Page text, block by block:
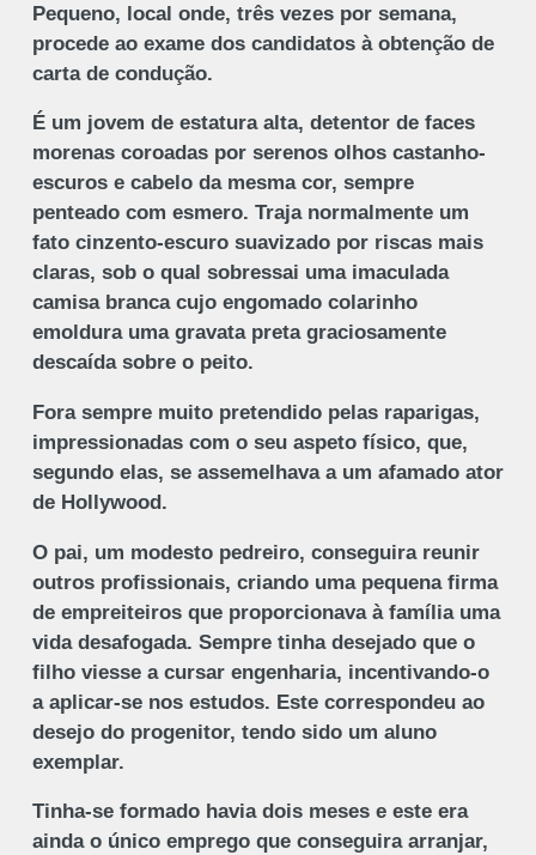
Pequeno, local onde, três vezes por semana,
procede ao exame dos candidatos à obtenção de
carta de condução.
É um jovem de estatura alta, detentor de faces
morenas coroadas por serenos olhos castanho-
escuros e cabelo da mesma cor, sempre
penteado com esmero. Traja normalmente um
fato cinzento-escuro suavizado por riscas mais
claras, sob o qual sobressai uma imaculada
camisa branca cujo engomado colarinho
emoldura uma gravata preta graciosamente
descaída sobre o peito.
Fora sempre muito pretendido pelas raparigas,
impressionadas com o seu aspeto físico, que,
segundo elas, se assemelhava a um afamado ator
de Hollywood.
O pai, um modesto pedreiro, conseguira reunir
outros profissionais, criando uma pequena firma
de empreiteiros que proporcionava à família uma
vida desafogada. Sempre tinha desejado que o
filho viesse a cursar engenharia, incentivando-o
a aplicar-se nos estudos. Este correspondeu ao
desejo do progenitor, tendo sido um aluno
exemplar.
Tinha-se formado havia dois meses e este era
ainda o único emprego que conseguira arranjar,